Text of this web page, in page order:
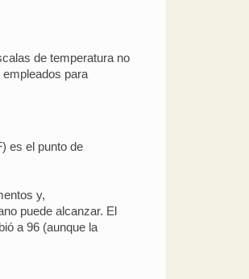
de temperatura no
para
es el punto de
y,
puede alcanzar. El
a 96 (aunque la